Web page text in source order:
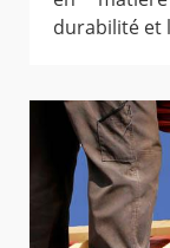
durabilité et